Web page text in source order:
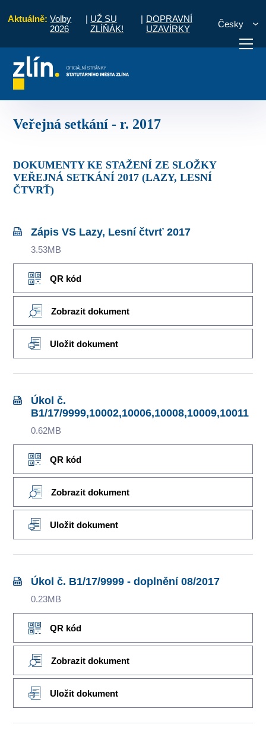
Aktuálně: Volby
2026
| UŽ SU
ZLÍŇÁK!
| DOPRAVNÍ
UZAVÍRKY
Česky
vyřídit
Veřejná setkání - r. 2017
DOKUMENTY KE STAŽENÍ ZE SLOŽKY
VEŘEJNÁ SETKÁNÍ 2017 (LAZY, LESNÍ
ČTVRŤ)
Zápis VS Lazy, Lesní čtvrť 2017
3.53MB
QR kód
Zobrazit dokument
Uložit dokument
Úkol č.
B1/17/9999,10002,10006,10008,10009,10011
0.62MB
QR kód
Zobrazit dokument
Uložit dokument
Úkol č. B1/17/9999 - doplnění 08/2017
0.23MB
QR kód
Zobrazit dokument
Uložit dokument